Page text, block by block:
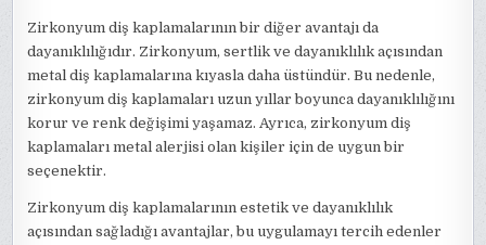
Zirkonyum diş kaplamalarının bir diğer avantajı da
dayanıklılığıdır. Zirkonyum, sertlik ve dayanıklılık açısından
metal diş kaplamalarına kıyasla daha üstündür. Bu nedenle,
zirkonyum diş kaplamaları uzun yıllar boyunca dayanıklılığını
korur ve renk değişimi yaşamaz. Ayrıca, zirkonyum diş
kaplamaları metal alerjisi olan kişiler için de uygun bir
seçenektir.
Zirkonyum diş kaplamalarının estetik ve dayanıklılık
açısından sağladığı avantajlar, bu uygulamayı tercih edenler